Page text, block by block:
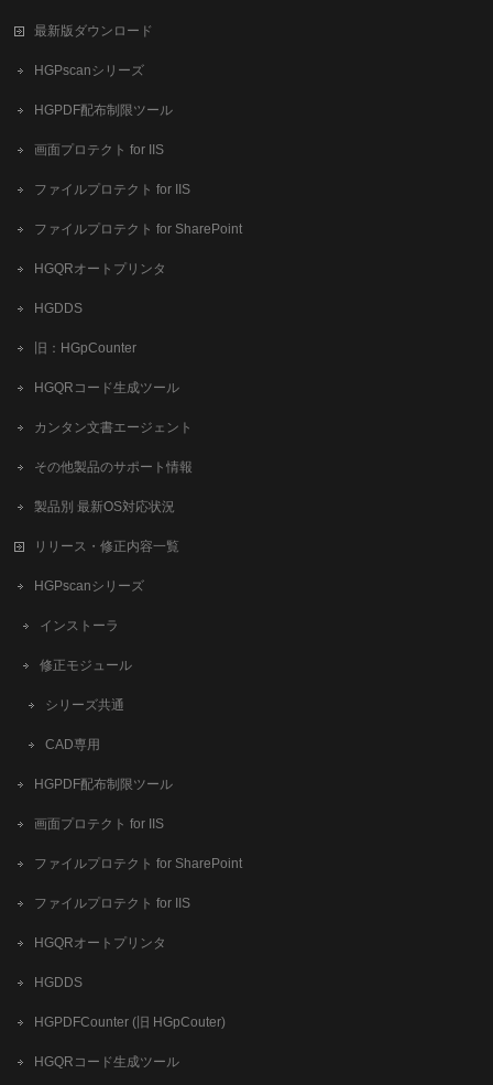
最新版ダウンロード
HGPscanシリーズ
HGPDF配布制限ツール
画面プロテクト for IIS
ファイルプロテクト for IIS
ファイルプロテクト for SharePoint
HGQRオートプリンタ
HGDDS
旧：HGpCounter
HGQRコード生成ツール
カンタン文書エージェント
その他製品のサポート情報
製品別 最新OS対応状況
リリース・修正内容一覧
HGPscanシリーズ
インストーラ
修正モジュール
シリーズ共通
CAD専用
HGPDF配布制限ツール
画面プロテクト for IIS
ファイルプロテクト for SharePoint
ファイルプロテクト for IIS
HGQRオートプリンタ
HGDDS
HGPDFCounter (旧 HGpCouter)
HGQRコード生成ツール